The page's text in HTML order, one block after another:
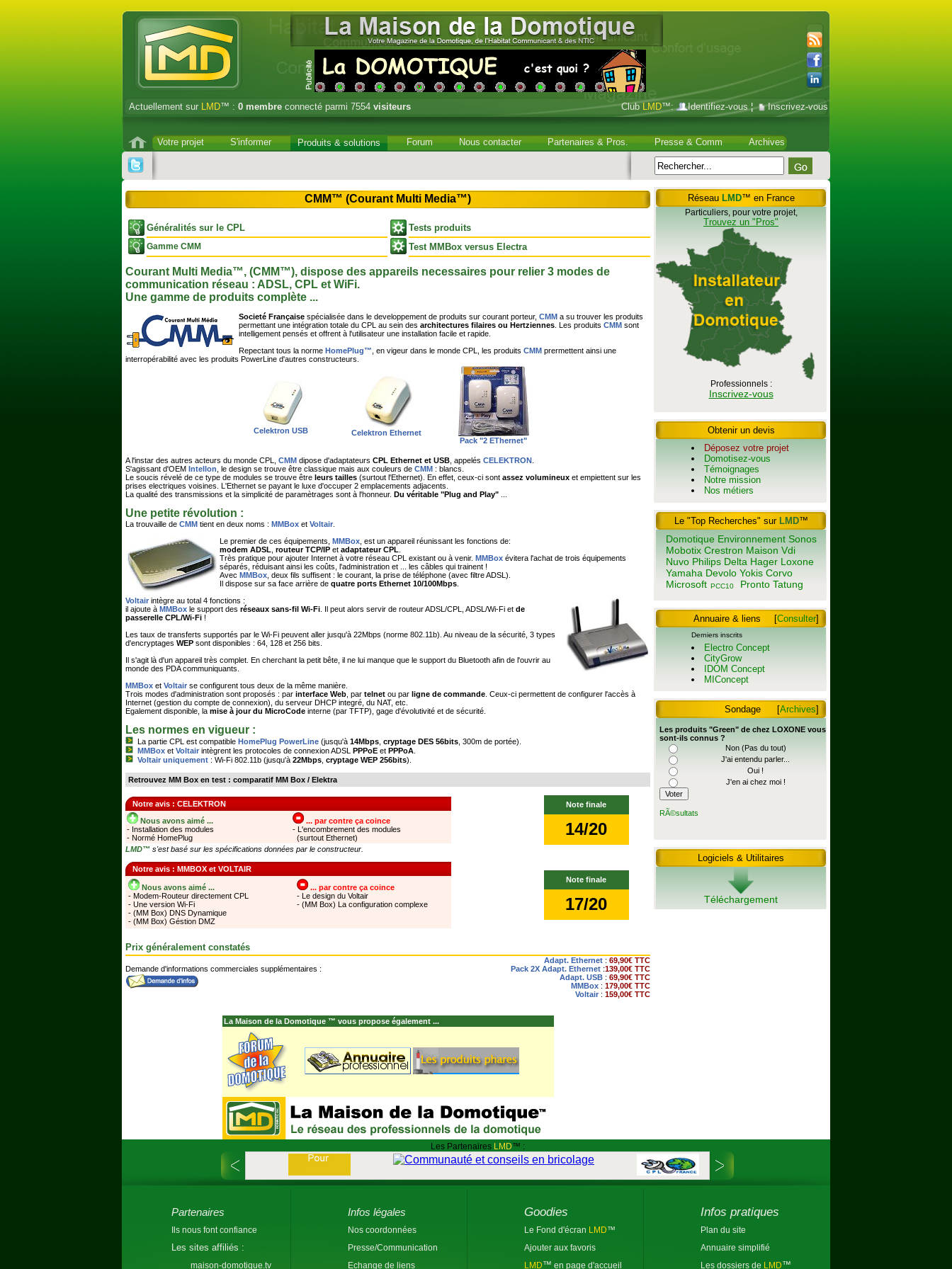
Actuellement sur LMD™ : 0 membre connecté parmi 7554 visiteurs Club LMD™: Identifiez-vous¦ Inscrivez-vous
Votre projet S'informer Produits & solutions Forum Nous contacter Partenaires & Pros. Presse & Comm Archives
CMM™ (Courant Multi Media™)
Généralités sur le CPL Tests produits
Gamme CMM Test MMBox versus Electra
Courant Multi Media™, (CMM™), dispose des appareils necessaires pour relier 3 modes de
communication réseau : ADSL, CPL et WiFi.
Une gamme de produits complète ...
Societé Française spécialisée dans le developpement de produits sur courant porteur, CMM a su trouver les produits
permettant une intégration totale du CPL au sein des architectures filaires ou Hertziennes . Les produits CMM sont
intelligement pensés et offrent à l'utilisateur une installation facile et rapide.
Repectant tous la norme HomePlug™ , en vigeur dans le monde CPL, les produits CMM prermettent ainsi une
interropérabilité avec les produits PowerLine d'autres constructeurs.
Celektron USB
Celektron Ethernet
Pack "2 EThernet"
A l'instar des autres acteurs du monde CPL, CMM dipose d'adaptateurs CPL Ethernet et USB , appelés CELEKTRON
S'agissant d'OEM Intellon , le design se trouve être classique mais aux couleurs de CMM : blancs.
Le soucis révelé de ce type de modules se trouve être leurs tailles (surtout l'Ethernet). En effet, ceux-ci sont assez volumineux et empiettent sur les
prises electriques voisines. L'Ethernet se payant le luxe d'occuper 2 emplacements adjacents.
La qualité des transmissions et la simplicité de paramètrages sont à l'honneur. Du véritable "Plug and Play"
Une petite révolution :
La trouvaille de CMM tient en deux noms : MMBox et Voltair
Le premier de ces équipements, MMBox , est un appareil réunissant les fonctions de:
modem ADSL routeur TCP/IP et adaptateur CPL
Très pratique pour ajouter Internet à votre réseau CPL existant ou à venir. MMBox évitera l'achat de trois équipements
séparés, réduisant ainsi les coûts, l'administration et ... les câbles qui trainent !
Avec MMBox , deux fils suffisent : le courant, la prise de téléphone (avec filtre ADSL).
Il dispose sur sa face arrière de quatre ports Ethernet 10/100Mbps
Voltair intègre au total 4 fonctions :
il ajoute à MMBox le support des réseaux sans-fil Wi-Fi . Il peut alors servir de routeur ADSL/CPL, ADSL/Wi-Fi et de
passerelle CPL/Wi-Fi !
Les taux de transferts supportés par le Wi-Fi peuvent aller jusqu'à 22Mbps (norme 802.11b). Au niveau de la sécurité, 3 types
d'encryptages WEP sont disponibles : 64, 128 et 256 bits.
Il s'agit là d'un appareil très complet. En cherchant la petit bête, il ne lui manque que le support du Bluetooth afin de l'ouvrir au
monde des PDA communiquants.
MMBox et Voltair se configurent tous deux de la même manière.
Trois modes d'administration sont proposés : par interface Web , par telnet ou par ligne de commande . Ceux-ci permettent de configurer l'accès à
Internet (gestion du compte de connexion), du serveur DHCP integré, du NAT, etc.
Egalement disponible, la mise à jour du MicroCode interne (par TFTP), gage d'évolutivité et de sécurité.
Les normes en vigueur :
La partie CPL est compatible HomePlug PowerLine (jusqu'à 14Mbps cryptage DES 56bits , 300m de portée).
MMBox et Voltair intègrent les protocoles de connexion ADSL PPPoE et PPPoA
Voltair uniquement : Wi-Fi 802.11b (jusqu'à 22Mbps cryptage WEP 256bits).
Retrouvez MM Box en test : comparatif MM Box / Elektra
Notre avis : CELEKTRON
Nous avons aimé ...
- Installation des modules
- Normé HomePlug
... par contre ça coince
- L'encombrement des modules
(surtout Ethernet)
Note finale
14/20
LMD™ s'est basé sur les spécifications données par le constructeur.
Notre avis : MMBOX et VOLTAIR
Nous avons aimé ...
- Modem-Routeur directement CPL
- Une version Wi-Fi
- (MM Box) DNS Dynamique
- (MM Box) Géstion DMZ
... par contre ça coince
- Le design du Voltair
- (MM Box) La configuration complexe
Note finale
17/20
Prix généralement constatés
Demande d'informations commerciales supplémentaires :
Adapt. Ethernet : 69,90€ TTC
Pack 2X Adapt. Ethernet :139,00€ TTC
Adapt. USB : 69,90€ TTC
MMBox : 179,00€ TTC
Voltair : 159,00€ TTC
La Maison de la Domotique ™ vous propose également ...
Réseau LMD™ en France
Particuliers, pour votre projet,
Trouvez un "Pros"
Professionnels :
Inscrivez-vous
Obtenir un devis
Déposez votre projet
Domotisez-vous
Témoignages
Notre mission
Nos métiers
Le "Top Recherches" sur LMD™
Domotique Environnement Sonos
Mobotix Crestron Maison Vdi
Nuvo Philips Delta Hager Loxone
Yamaha Devolo Yokis Corvo
Microsoft PCC10 Pronto Tatung
Annuaire & liens [Consulter]
Derniers inscrits
Electro Concept
CityGrow
IDOM Concept
MIConcept
Sondage [Archives]
Les produits "Green" de chez LOXONE vous
sont-ils connus ?
Non (Pas du tout)
J'ai entendu parler...
Oui !
J'en ai chez moi !
RÃ©sultats
Logiciels & Utilitaires
Téléchargement
Les Partenaires LMD™ :
Partenaires
Ils nous font confiance
Les sites affiliés :
maison-domotique.tv
Infos légales
Nos coordonnées
Presse/Communication
Echange de liens
Goodies
Le Fond d'écran LMD™
Ajouter aux favoris
LMD™ en page d'accueil
Infos pratiques
Plan du site
Annuaire simplifié
Les dossiers de LMD™